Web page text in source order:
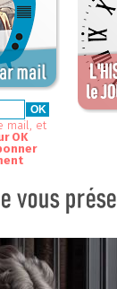
mail, et
OK